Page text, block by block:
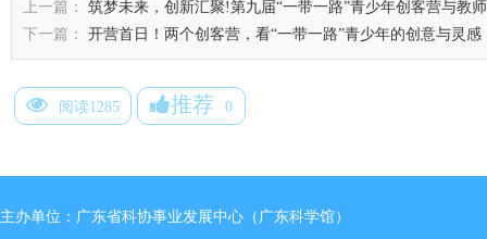
上一篇：
筑梦未来，创新汇聚!第九届“一带一路”青少年创客营与教
下一篇：
开营首日！两个创客营，看“一带一路”青少年的创意与灵感
阅读1285 推荐 0
主办单位：广东省科协事业发展中心（广东科学馆）